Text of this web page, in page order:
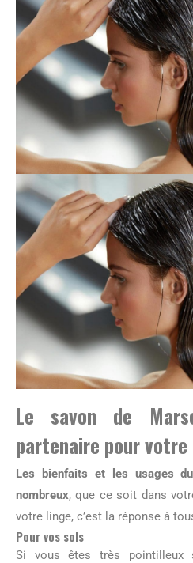
Le savon de
partenaire pour
Les bienfaits et les usages
nombreux, que ce soit dans
votre linge, c’est la réponse à
Pour vos sols
Si vous êtes très pointilleux